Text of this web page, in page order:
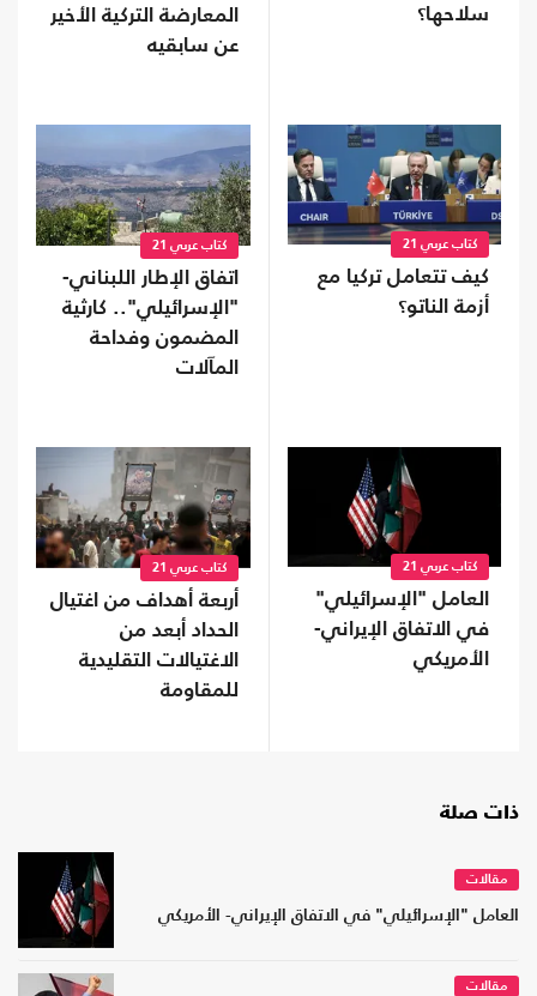
سلاحها؟
المعارضة التركية الأخير
عن سابقيه
كتاب عربي 21
كيف تتعامل تركيا مع
أزمة الناتو؟
كتاب عربي 21
اتفاق الإطار اللبناني-
"الإسرائيلي".. كارثية
المضمون وفداحة
المآلات
كتاب عربي 21
العامل "الإسرائيلي"
في الاتفاق الإيراني-
الأمريكي
كتاب عربي 21
أربعة أهداف من اغتيال
الحداد أبعد من
الاغتيالات التقليدية
للمقاومة
ذات صلة
مقالات
العامل "الإسرائيلي" في الاتفاق الإيراني- الأمريكي
مقالات